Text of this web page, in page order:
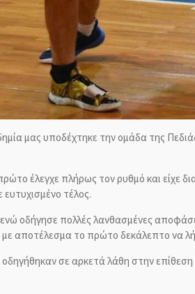
μας υποδέχτηκε την ομάδα της
έλεγχε πλήρως τον ρυθμό και είχε
τέλος.
οδήγησε πολλές λανθασμένες
αποτέλεσμα το πρώτο δεκάλεπτο να
σε αρκετά λάθη στην